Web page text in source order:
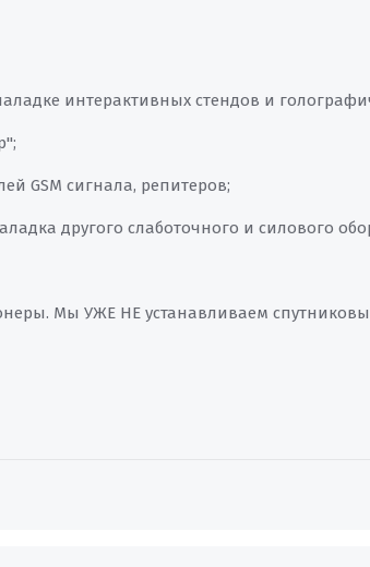
интерактивных стендов и
GSM сигнала, репитеров;
другого слаботочного и силового
Мы УЖЕ НЕ устанавливаем